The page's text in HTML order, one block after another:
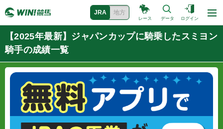
JRA 地方
レース データ ログイン
【2025年最新】ジャパンカップに騎乗したスミヨン
騎手の成績一覧